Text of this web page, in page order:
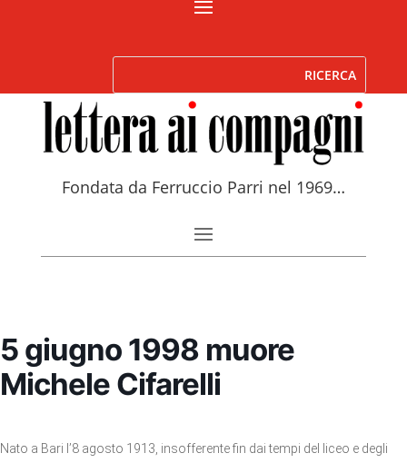
Fondata da Ferruccio Parri nel 1969…
5 giugno 1998 muore
Michele Cifarelli
Nato a Bari l’8 agosto 1913, insofferente fin dai tempi del liceo e degli